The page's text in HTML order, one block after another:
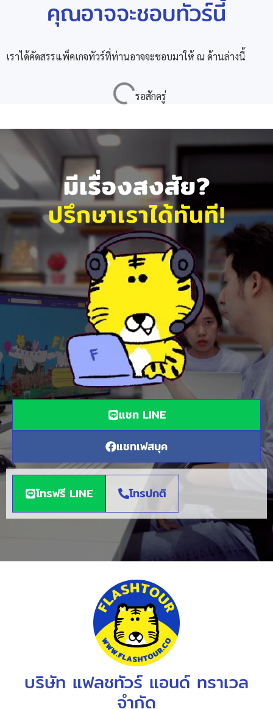
คุณอาจจะชอบทัวร์นี้
เราได้คัดสรรแพ็คเกจทัวร์ที่ท่านอาจจะชอบมาให้ ณ ด้านล่างนี้
มีเรื่องสงสัย?
ปรึกษาเราได้ทันที!
แชท LINE
แชทเฟสบุค
โทรฟรี LINE โทรปกติ
บริษัท แฟลชทัวร์ แอนด์ ทราเวล
จำกัด